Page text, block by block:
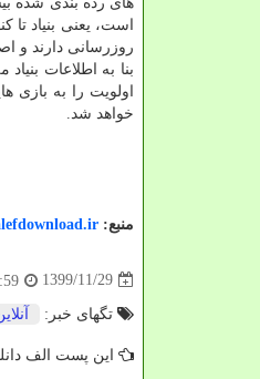
روزرسانی دارند و
اولویت را به بازی
خواهد شد.
منبع:
1399/11/29
تگهای خبر:
این پست الف